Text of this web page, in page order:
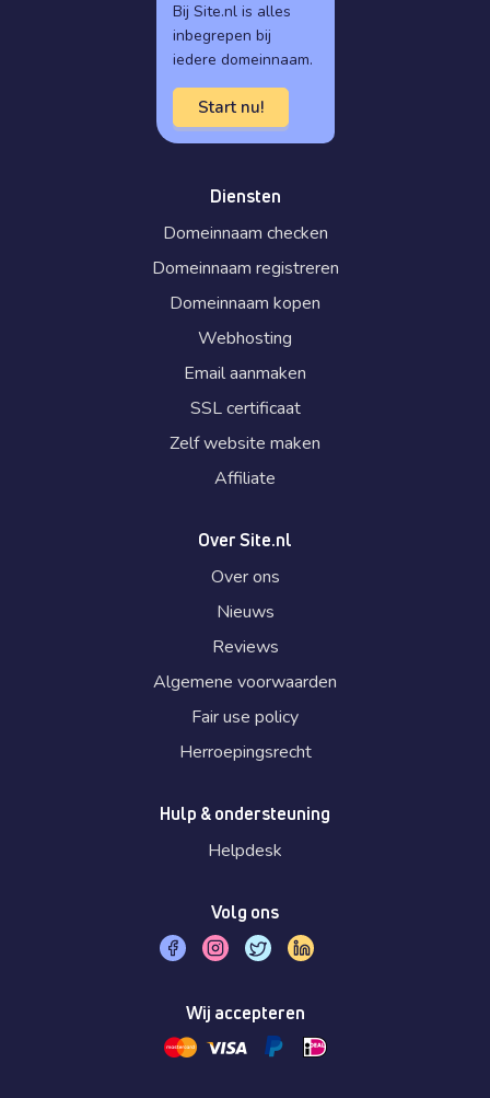
Bij Site.nl is alles
inbegrepen bij
iedere domeinnaam.
Start nu!
Diensten
Domeinnaam checken
Domeinnaam registreren
Domeinnaam kopen
Webhosting
Email aanmaken
SSL certificaat
Zelf website maken
Affiliate
Over Site.nl
Over ons
Nieuws
Reviews
Algemene voorwaarden
Fair use policy
Herroepingsrecht
Hulp & ondersteuning
Helpdesk
Volg ons
Wij accepteren